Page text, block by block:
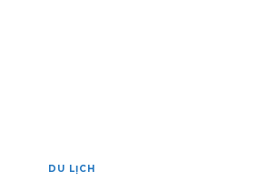
DU LỊCH